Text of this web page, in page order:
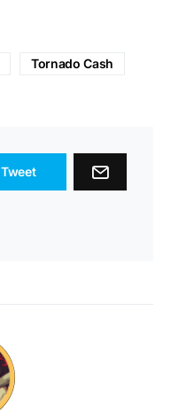
Tornado Cash
Tweet